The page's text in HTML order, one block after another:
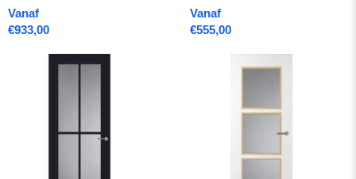
Vanaf
€933,00
Vanaf
€555,00